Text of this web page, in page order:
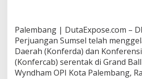
o
n
i
R
e
s
Palembang | DutaExpose.com –
Perjuangan Sumsel telah
Daerah (Konferda) dan
(Konfercab) serentak di Grand
Wyndham OPI Kota Palembang,